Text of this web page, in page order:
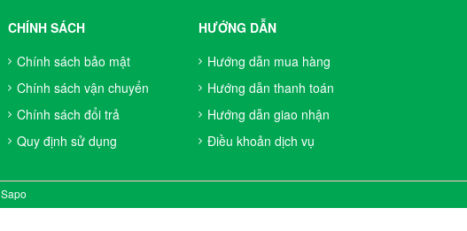
CHÍNH SÁCH
Chính sách bảo mật
Chính sách vận chuyển
Chính sách đổi trả
Quy định sử dụng
HƯỚNG DẪN
Hướng dẫn mua hàng
Hướng dẫn thanh toán
Hướng dẫn giao nhận
Điều khoản dịch vụ
Sapo